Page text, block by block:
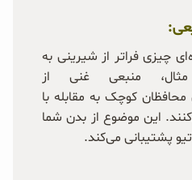
چیزی فراتر از شیرینی به
منبعی غنی از
کوچک به مقابله با
این موضوع از بدن شما
پشتیبانی می‌کند.